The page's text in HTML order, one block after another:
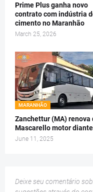
Prime Plus ganha novo
contrato com indústria
cimento no Maranhão
March 25, 2026
MARANHÃO
Zanchettur (MA) renova
Mascarello motor
June 11, 2025
Deixe seu comentário